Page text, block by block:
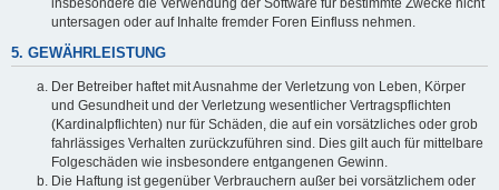
insbesondere die Verwendung der Software für bestimmte Zwecke nicht
untersagen oder auf Inhalte fremder Foren Einfluss nehmen.
5. GEWÄHRLEISTUNG
Der Betreiber haftet mit Ausnahme der Verletzung von Leben, Körper
und Gesundheit und der Verletzung wesentlicher Vertragspflichten
(Kardinalpflichten) nur für Schäden, die auf ein vorsätzliches oder grob
fahrlässiges Verhalten zurückzuführen sind. Dies gilt auch für mittelbare
Folgeschäden wie insbesondere entgangenen Gewinn.
Die Haftung ist gegenüber Verbrauchern außer bei vorsätzlichem oder